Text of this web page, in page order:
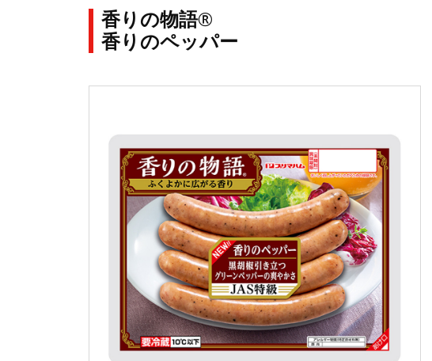
香りの物語®
香りのペッパー